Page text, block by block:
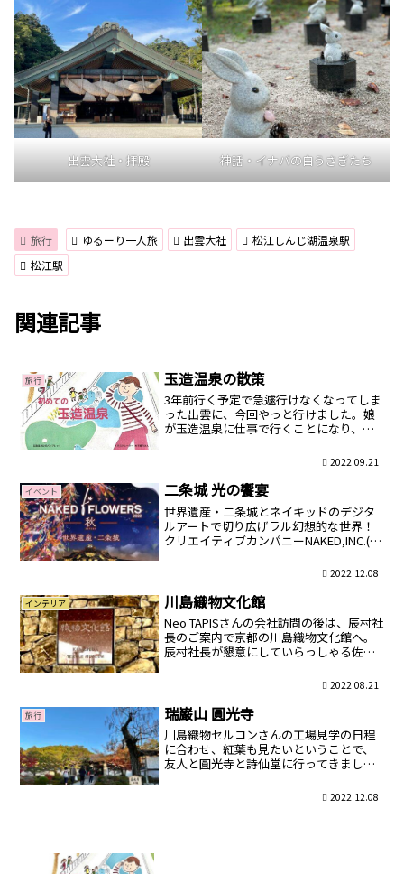
出雲大社・拝殿 神話・イナバの白うさぎたち
旅行 ゆるーり一人旅 出雲大社
松江しんじ湖温泉駅
松江駅
関連記事
旅行 玉造温泉の散策
3年前行く予定で急遽行けなくなってしま
った出雲に、今回やっと行けました。娘
が玉造温泉に仕事で行くことになり、私
しい出雲旅行のプレゼントに、テンショ
ン爆上がりです。出雲縁結び空港までは
羽田から1時間半。こん...
2022.09.21
イベント 二条城 光の饗宴
世界遺産・二条城とネイキッドのデジタ
ルアートで切り広げラル幻想的な世界！
クリエイティブカンパニーNAKED,INC.(ネ
度二条城で開催されていたので、絶対見
に行ってきま...
2022.12.08
インテリア 川島織物文化館
Neo TAPISさんの会社訪問の後は、辰村社
長のご案内で京都の川島織物文化館へ。
辰村社長が懇意にしていらっしゃる佐藤
内を見学させていただきました。タペス
る、Neo TA...
2022.08.21
旅行 瑞巌山 圓光寺
川島織物セルコンさんの工場見学の日程
に合わせ、紅葉も見たいということで、
友人と圓光寺と詩仙堂に行ってきまし
予約を取っていただいた圓光寺のご紹介
をさせていただきますね。圓光寺は、徳
2022.12.08